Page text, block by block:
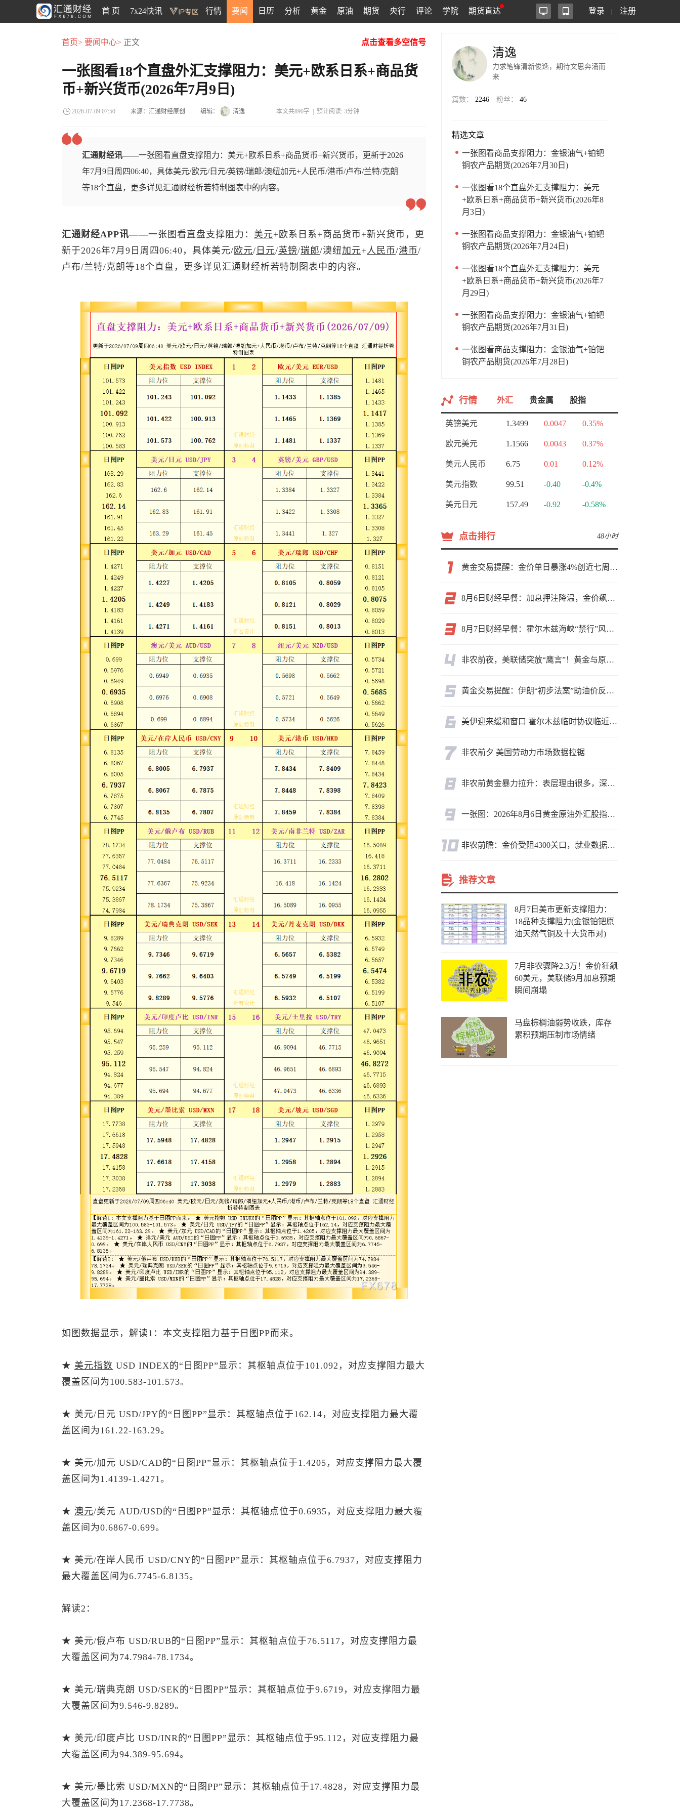
首 页 7x24快讯 行情 要闻 日历 分析 黄金 原油 期货 央行 评论 学院 期货直达 登录 注册
首页> 要闻中心> 正文 点击查看多空信号
一张图看18个直盘外汇支撑阻力：美元+欧系日系+商品货
币+新兴货币(2026年7月9日)
2026-07-09 07:50 来源：汇通财经原创 编辑： 清逸 本文共890字 | 预计阅读: 3分钟
汇通财经讯——一张图看直盘支撑阻力：美元+欧系日系+商品货币+新兴货币，更新于2026
年7月9日周四06:40，具体美元/欧元/日元/英镑/瑞郎/澳纽加元+人民币/港币/卢布/兰特/克朗
等18个直盘，更多详见汇通财经析若特制图表中的内容。
汇通财经APP讯——一张图看直盘支撑阻力： 美元+欧系日系+商品货币+新兴货币，更
新于2026年7月9日周四06:40，具体美元/欧元/ 日元/英镑/瑞郎/澳纽 加元+人民币/港币/
卢布/兰特/克朗等18个直盘，更多详见汇通财经析若特制图表中的内容。
如图数据显示，解读1：本文支撑阻力基于日图PP而来。
★ 美元指数 USD INDEX的“日图PP”显示：其枢轴点位于101.092，对应支撑阻力最大
覆盖区间为100.583-101.573。
★ 美元/日元 USD/JPY的“日图PP”显示：其枢轴点位于162.14，对应支撑阻力最大覆
盖区间为161.22-163.29。
★ 美元/加元 USD/CAD的“日图PP”显示：其枢轴点位于1.4205，对应支撑阻力最大覆
盖区间为1.4139-1.4271。
★ 澳元/美元 AUD/USD的“日图PP”显示：其枢轴点位于0.6935，对应支撑阻力最大覆
盖区间为0.6867-0.699。
★ 美元/在岸人民币 USD/CNY的“日图PP”显示：其枢轴点位于6.7937，对应支撑阻力
最大覆盖区间为6.7745-6.8135。
解读2：
★ 美元/俄卢布 USD/RUB的“日图PP”显示：其枢轴点位于76.5117，对应支撑阻力最
大覆盖区间为74.7984-78.1734。
★ 美元/瑞典克朗 USD/SEK的“日图PP”显示：其枢轴点位于9.6719，对应支撑阻力最
大覆盖区间为9.546-9.8289。
★ 美元/印度卢比 USD/INR的“日图PP”显示：其枢轴点位于95.112，对应支撑阻力最
大覆盖区间为94.389-95.694。
★ 美元/墨比索 USD/MXN的“日图PP”显示：其枢轴点位于17.4828，对应支撑阻力最
大覆盖区间为17.2368-17.7738。
清逸
力求笔锋清新俊逸，期待文思奔涌而
来
篇数： 2246 粉丝： 46
精选文章
一张图看商品支撑阻力：金银油气+铂钯
铜农产品期货(2026年7月30日)
一张图看18个直盘外汇支撑阻力：美元
+欧系日系+商品货币+新兴货币(2026年8
月3日)
一张图看商品支撑阻力：金银油气+铂钯
铜农产品期货(2026年7月24日)
一张图看18个直盘外汇支撑阻力：美元
+欧系日系+商品货币+新兴货币(2026年7
月29日)
一张图看商品支撑阻力：金银油气+铂钯
铜农产品期货(2026年7月31日)
一张图看商品支撑阻力：金银油气+铂钯
铜农产品期货(2026年7月28日)
行情 外汇 贵金属 股指
英镑美元 1.3499 0.0047 0.35%
欧元美元 1.1566 0.0043 0.37%
美元人民币 6.75 0.01 0.12%
美元指数 99.51 -0.40 -0.4%
美元日元 157.49 -0.92 -0.58%
点击排行 48小时
黄金交易提醒：金价单日暴涨4%创近七周新高，加息预期降温叠加霍尔木兹“暂停信号”，牛市重启了？
8月6日财经早餐：加息押注降温，金价飙升至近两个月高位，地缘缓和预期，美油75关口拉锯
8月7日财经早餐：霍尔木兹海峡“禁行”风波再起，油价急涨金价承压，非农夜市场博弈加剧
非农前夜，美联储突放“鹰言”！黄金与原油为何联手反攻？
黄金交易提醒：伊朗“初步法案”助油价反弹逾3%，金价小幅承压，非农重磅来袭！
美伊迎来缓和窗口 霍尔木兹临时协议临近落地
非农前夕 美国劳动力市场数据拉锯
非农前黄金暴力拉升：表层理由很多，深层逻辑却让人困惑
一张图：2026年8月6日黄金原油外汇股指“枢纽点+多空持仓信号”一览
非农前瞻：金价受阻4300关口，就业数据是“火上浇油”还是“釜底抽薪”？
推荐文章
8月7日美市更新支撑阻力：
18品种支撑阻力(金银铂钯原
油天然气铜及十大货币对)
7月非农骤降2.3万！金价狂飙
60美元，美联储9月加息预期
瞬间崩塌
马盘棕榈油弱势收跌，库存
累积预期压制市场情绪